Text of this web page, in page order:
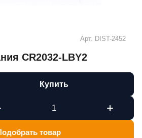
Арт. DIST-2452
CR2032-LBY2
Купить
товар